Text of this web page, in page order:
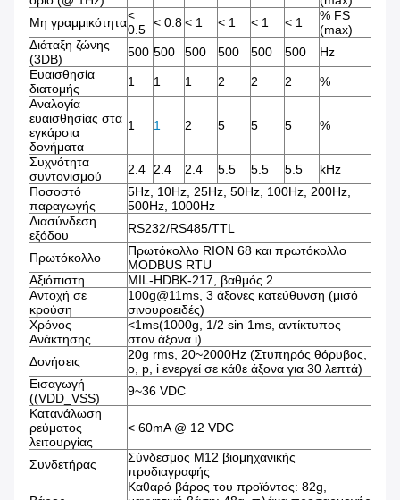
Μη γραμμικότητα<
0.5 < 0.8< 1 < 1 < 1 < 1
% FS
(max)
Διάταξη ζώνης
(3DB)
500 500 500 500 500 500
Hz
Ευαισθησία
διατομής
1 1 1 2 2 2
%
Αναλογία
ευαισθησίας στα
εγκάρσια
δονήματα
1 1 2 5 5 5 %
Συχνότητα
συντονισμού
2.4 2.4 2.4 5.5 5.5 5.5
kHz
Ποσοστό
παραγωγής
5Hz, 10Hz, 25Hz, 50Hz, 100Hz, 200Hz,
500Hz, 1000Hz
Διασύνδεση
εξόδου
RS232/RS485/TTL
Πρωτόκολλο
Πρωτόκολλο RION 68 και πρωτόκολλο
MODBUS RTU
Αξιόπιστη
MIL-HDBK-217, βαθμός 2
Αντοχή σε
κρούση
100g@11ms, 3 άξονες κατεύθυνση (μισό
σινουροειδές)
Χρόνος
Ανάκτησης
<1ms(1000g, 1/2 sin 1ms, αντίκτυπος
στον άξονα i)
Δονήσεις
20g rms, 20~2000Hz (Στυπηρός θόρυβος,
o, p, i ενεργεί σε κάθε άξονα για 30 λεπτά)
Εισαγωγή
((VDD_VSS)
9~36 VDC
Κατανάλωση
ρεύματος
λειτουργίας
< 60mA @ 12 VDC
Συνδετήρας
Σύνδεσμος M12 βιομηχανικής
προδιαγραφής
Καθαρό βάρος του προϊόντος: 82g,